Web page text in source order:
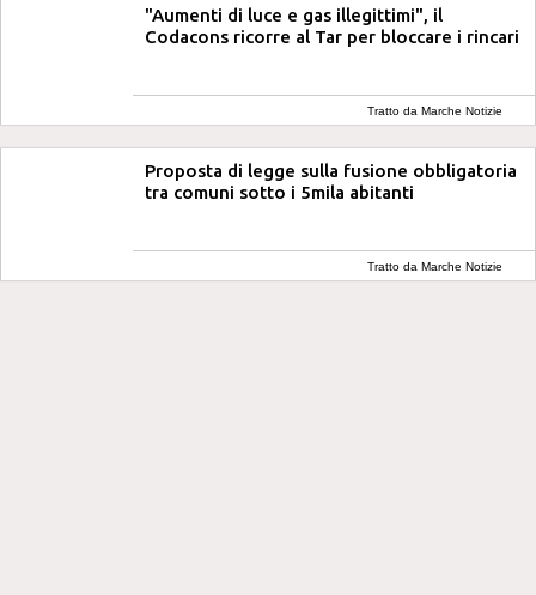
"Aumenti di luce e gas illegittimi", il
Codacons ricorre al Tar per bloccare i rincari
Tratto da Marche Notizie
Proposta di legge sulla fusione obbligatoria
tra comuni sotto i 5mila abitanti
Tratto da Marche Notizie